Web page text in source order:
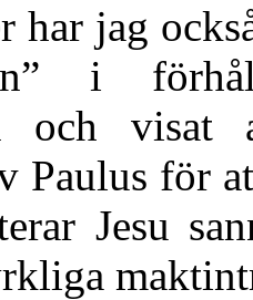
har jag
i
och visat
Paulus för
Jesu